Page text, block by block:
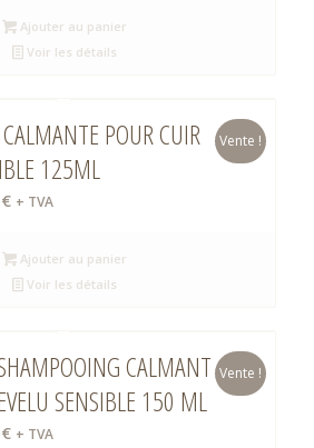
actuel
est :
Ajouter au panier
Voir les détails
POUR CUIR
125ML
€Le
actuel
est :
+ TVA
Vente !
Ajouter au panier
Voir les détails
CALMANT
SENSIBLE 150 ML
€Le+ TVA
Vente !